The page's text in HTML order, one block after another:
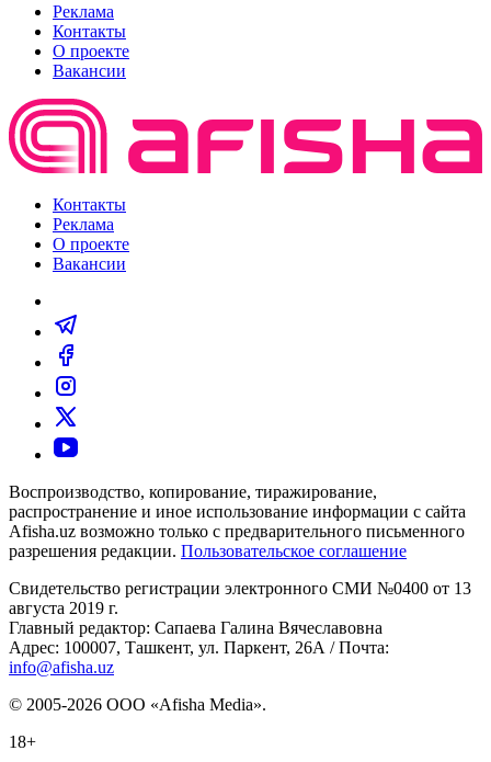
Реклама
Контакты
О проекте
Вакансии
Контакты
Реклама
О проекте
Вакансии
Воспроизводство, копирование, тиражирование,
распространение и иное использование информации с сайта
Afisha.uz возможно только с предварительного письменного
разрешения редакции. Пользовательское соглашение
Свидетельство регистрации электронного СМИ №0400 от 13
августа 2019 г.
Главный редактор: Сапаева Галина Вячеславовна
Адрес: 100007, Ташкент, ул. Паркент, 26А / Почта:
info@afisha.uz
© 2005-2026 ООО «Afisha Media».
18+